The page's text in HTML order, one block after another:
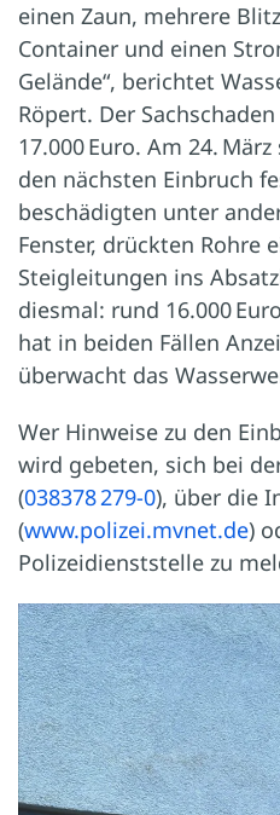
einen Zaun, mehrere
Container und einen
Gelände“, berichtet
Röpert. Der
17.000 Euro. Am 24.
den nächsten Einbruch
beschädigten unter
Fenster, drückten Rohre
Steigleitungen ins
diesmal: rund 16.000
hat in beiden Fällen
überwacht das
Wer Hinweise zu den
wird gebeten, sich bei
(038378 279-0), über die
(www.polizei.mvnet.de)
Polizeidienststelle zu